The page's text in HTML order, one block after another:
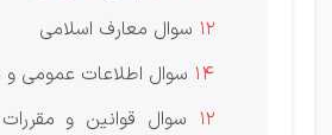
12 سوال معارف اسلامی
14 سوال اطلاعات عمومی
12 سوال قوانین و